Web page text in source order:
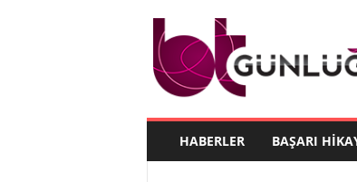
B
HABERLER BAŞARI